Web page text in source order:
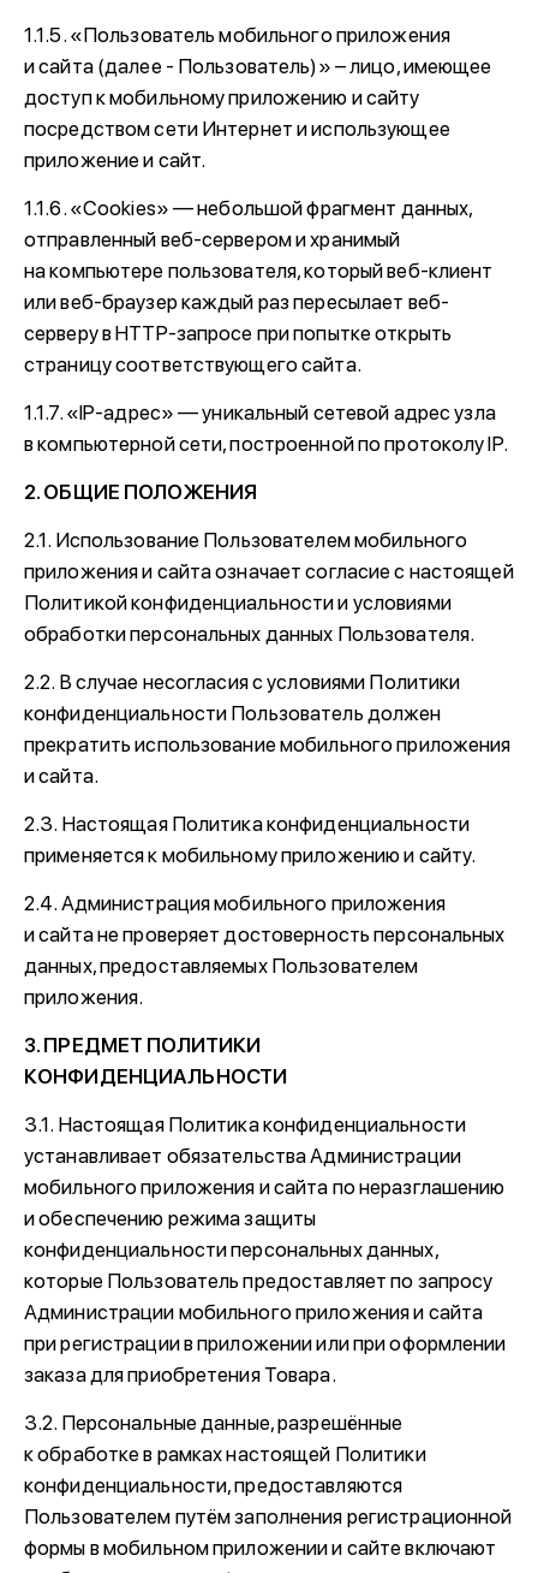
1.1.5. «Пользователь мобильного приложения
и сайта (далее - Пользователь)» – лицо, имеющее
доступ к мобильному приложению и сайту
посредством сети Интернет и использующее
приложение и сайт.
1.1.6. «Cookies» — небольшой фрагмент данных,
отправленный веб-сервером и хранимый
на компьютере пользователя, который веб-клиент
или веб-браузер каждый раз пересылает веб-
серверу в HTTP-запросе при попытке открыть
страницу соответствующего сайта.
1.1.7. «IP-адрес» — уникальный сетевой адрес узла
в компьютерной сети, построенной по протоколу IP.
2. ОБЩИЕ ПОЛОЖЕНИЯ
2.1. Использование Пользователем мобильного
приложения и сайта означает согласие с настоящей
Политикой конфиденциальности и условиями
обработки персональных данных Пользователя.
2.2. В случае несогласия с условиями Политики
конфиденциальности Пользователь должен
прекратить использование мобильного приложения
и сайта.
2.3. Настоящая Политика конфиденциальности
применяется к мобильному приложению и сайту.
2.4. Администрация мобильного приложения
и сайта не проверяет достоверность персональных
данных, предоставляемых Пользователем
приложения.
3. ПРЕДМЕТ ПОЛИТИКИ
КОНФИДЕНЦИАЛЬНОСТИ
3.1. Настоящая Политика конфиденциальности
устанавливает обязательства Администрации
мобильного приложения и сайта по неразглашению
и обеспечению режима защиты
конфиденциальности персональных данных,
которые Пользователь предоставляет по запросу
Администрации мобильного приложения и сайта
при регистрации в приложении или при оформлении
заказа для приобретения Товара.
3.2. Персональные данные, разрешённые
к обработке в рамках настоящей Политики
конфиденциальности, предоставляются
Пользователем путём заполнения регистрационной
формы в мобильном приложении и сайте включают